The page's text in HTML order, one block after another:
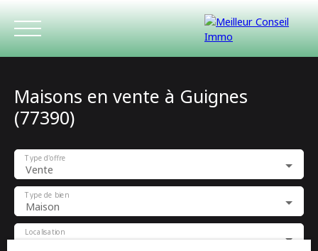
ACCUEIL
Maisons en vente à Guignes
(77390)
Vente
Type d'offre
Maison
Type de bien
Guignes (77390)
Localisation